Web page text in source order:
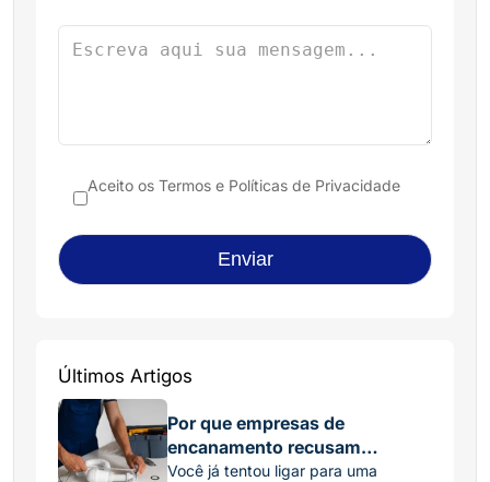
Aceito os Termos e Políticas de Privacidade
Últimos Artigos
Por que empresas de
encanamento recusam
pequenos serviços?
Você já tentou ligar para uma